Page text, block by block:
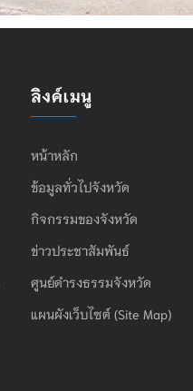
ลิงค์เมนู
หน้าหลัก
ข้อมูลทั่วไปจังหวัด
กิจกรรมของจังหวัด
ข่าวประชาสัมพันธ์
ศูนย์ดำรงธรรมจังหวัด
แผนผังเว็บไซต์ (Site Map)